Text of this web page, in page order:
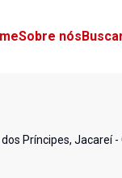
Sobre nós
Príncipes, Jacareí